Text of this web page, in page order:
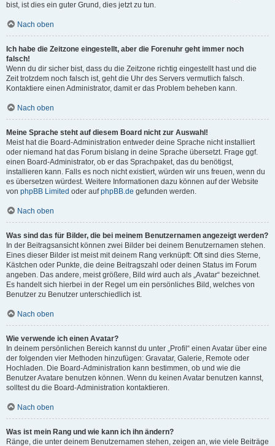
bist, ist dies ein guter Grund, dies jetzt zu tun.
Nach oben
Ich habe die Zeitzone eingestellt, aber die Forenuhr geht immer noch
falsch!
Wenn du dir sicher bist, dass du die Zeitzone richtig eingestellt hast und die
Zeit trotzdem noch falsch ist, geht die Uhr des Servers vermutlich falsch.
Kontaktiere einen Administrator, damit er das Problem beheben kann.
Nach oben
Meine Sprache steht auf diesem Board nicht zur Auswahl!
Meist hat die Board-Administration entweder deine Sprache nicht installiert
oder niemand hat das Forum bislang in deine Sprache übersetzt. Frage ggf.
einen Board-Administrator, ob er das Sprachpaket, das du benötigst,
installieren kann. Falls es noch nicht existiert, würden wir uns freuen, wenn du
es übersetzen würdest. Weitere Informationen dazu können auf der Website
von phpBB Limited oder aufphpBB.de gefunden werden.
Nach oben
Was sind das für Bilder, die bei meinem Benutzernamen angezeigt werden?
In der Beitragsansicht können zwei Bilder bei deinem Benutzernamen stehen.
Eines dieser Bilder ist meist mit deinem Rang verknüpft: Oft sind dies Sterne,
Kästchen oder Punkte, die deine Beitragszahl oder deinen Status im Forum
angeben. Das andere, meist größere, Bild wird auch als „Avatar“ bezeichnet.
Es handelt sich hierbei in der Regel um ein persönliches Bild, welches von
Benutzer zu Benutzer unterschiedlich ist.
Nach oben
Wie verwende ich einen Avatar?
In deinem persönlichen Bereich kannst du unter „Profil“ einen Avatar über eine
der folgenden vier Methoden hinzufügen: Gravatar, Galerie, Remote oder
Hochladen. Die Board-Administration kann bestimmen, ob und wie die
Benutzer Avatare benutzen können. Wenn du keinen Avatar benutzen kannst,
solltest du die Board-Administration kontaktieren.
Nach oben
Was ist mein Rang und wie kann ich ihn ändern?
Ränge, die unter deinem Benutzernamen stehen, zeigen an, wie viele Beiträge